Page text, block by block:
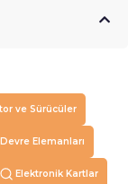
ve Sürücüler
Devre Elemanları
Elektronik Kartlar